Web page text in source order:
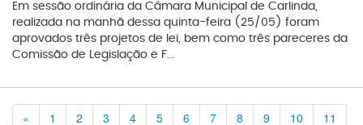
Em sessão ordinária da Câmara Municipal de Carlinda,
realizada na manhã dessa quinta-feira (25/05) foram
aprovados três projetos de lei, bem como três pareceres da
Comissão de Legislação e F...
« Previous
1 2 3 4 5 6 7 8 9 10
11